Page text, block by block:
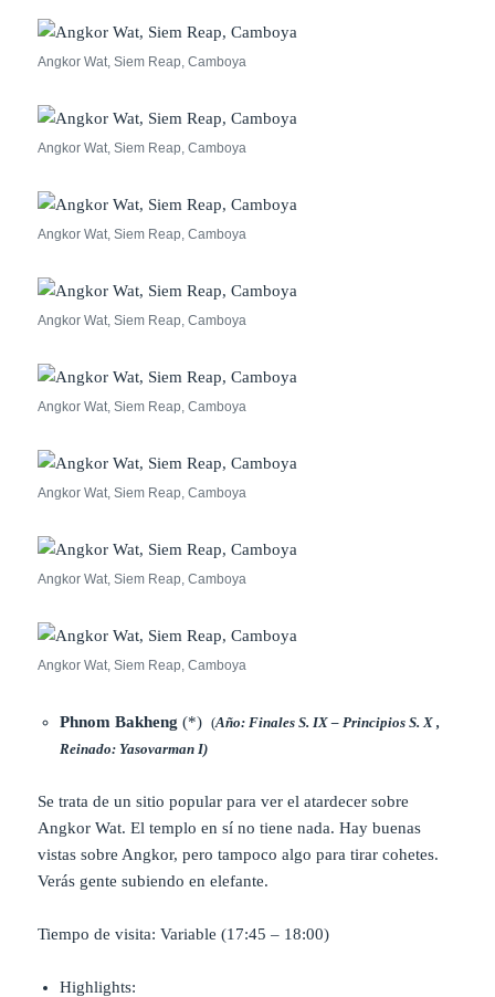
Angkor Wat, Siem Reap, Camboya
Angkor Wat, Siem Reap, Camboya
Angkor Wat, Siem Reap, Camboya
Angkor Wat, Siem Reap, Camboya
Angkor Wat, Siem Reap, Camboya
Angkor Wat, Siem Reap, Camboya
Angkor Wat, Siem Reap, Camboya
Angkor Wat, Siem Reap, Camboya
Phnom Bakheng (*)(Año: Finales S. IX – Principios S. X ,
Reinado: Yasovarman I)
Se trata de un sitio popular para ver el atardecer sobre
Angkor Wat. El templo en sí no tiene nada. Hay buenas
vistas sobre Angkor, pero tampoco algo para tirar cohetes.
Verás gente subiendo en elefante.
Tiempo de visita: Variable (17:45 – 18:00)
Highlights: